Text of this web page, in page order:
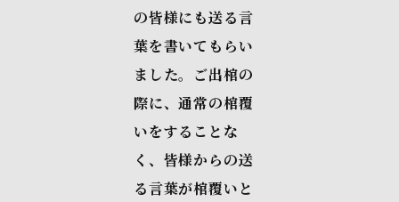
の皆様にも送る言
葉を書いてもらい
ました。ご出棺の
際に、通常の棺覆
いをすることな
く、皆様からの送
る言葉が棺覆いと